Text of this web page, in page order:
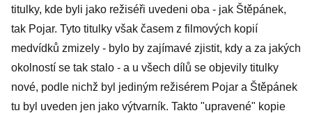
titulky, kde byli jako režiséři uvedeni oba - jak Štěpánek,
tak Pojar. Tyto titulky však časem z filmových kopií
medvídků zmizely - bylo by zajímavé zjistit, kdy a za jakých
okolností se tak stalo - a u všech dílů se objevily titulky
nové, podle nichž byl jediným režisérem Pojar a Štěpánek
tu byl uveden jen jako výtvarník. Takto "upravené" kopie